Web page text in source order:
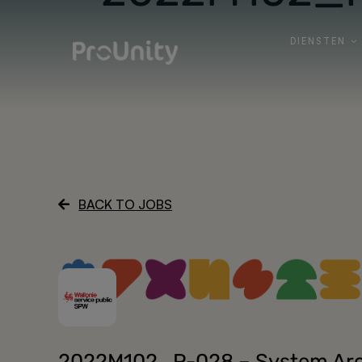
DIENSTEN
DIENSTEN
BACK TO JOBS